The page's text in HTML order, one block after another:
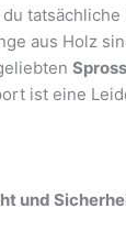
aus Holz
ist eine
und